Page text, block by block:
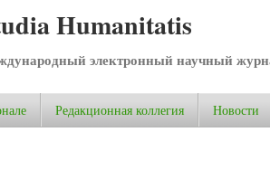
Humanitatis
электронный научный
Редакционная коллегия Новости